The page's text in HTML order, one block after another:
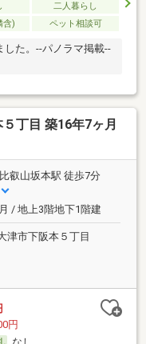
二人暮らし
含) ペット相談可
た。--パノラマ掲載--
丁目 築16年7ヶ月
叡山坂本駅 徒歩7分
/ 地上3階地下1階建
津市下阪本５丁目
円